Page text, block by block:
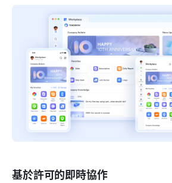
基於許可的即時協作